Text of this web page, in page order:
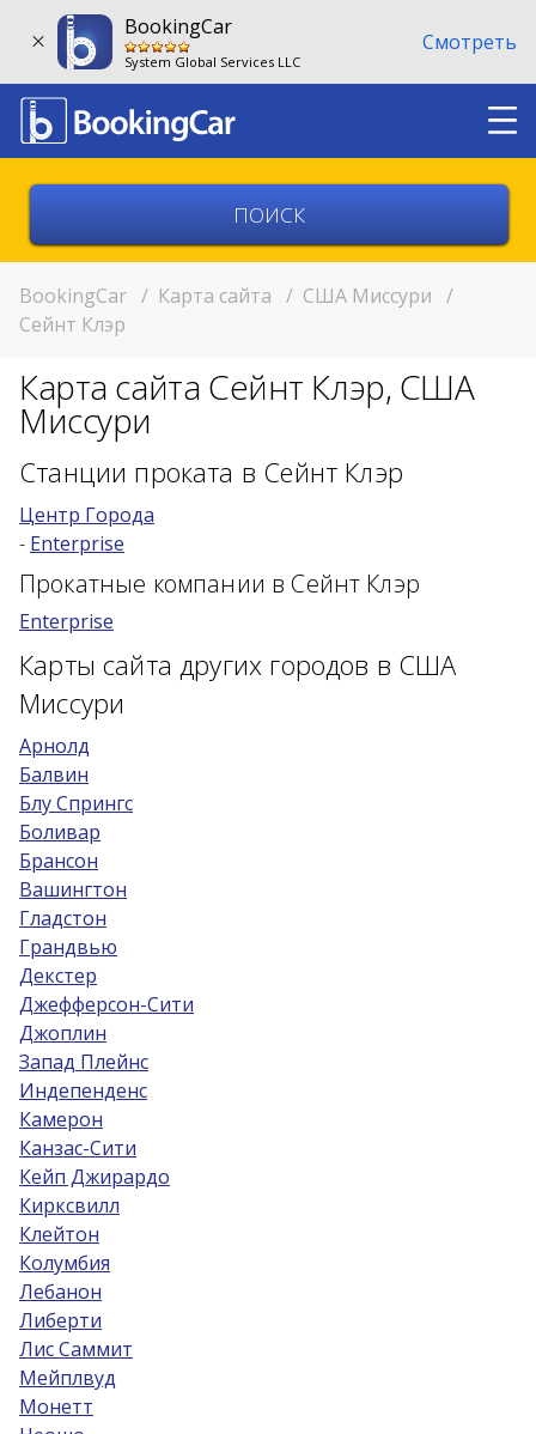
BookingCar
System Global Services LLC
Смотреть
Выберите город
Возврат в другом месте?
11:00
Возраст 25-70 лет?
Купон/промо
BookingCar / Карта сайта / США Миссури /
Сейнт Клэр
Карта сайта Сейнт Клэр, США
Миссури
Станции проката в Сейнт Клэр
Центр Города
- Enterprise
Прокатные компании в Сейнт Клэр
Enterprise
Карты сайта других городов в США
Миссури
Арнолд
Балвин
Блу Спрингс
Боливар
Брансон
Вашингтон
Гладстон
Грандвью
Декстер
Джефферсон-Сити
Джоплин
Запад Плейнс
Индепенденс
Камерон
Канзас-Сити
Кейп Джирардо
Кирксвилл
Клейтон
Колумбия
Лебанон
Либерти
Лис Саммит
Мейплвуд
Монетт